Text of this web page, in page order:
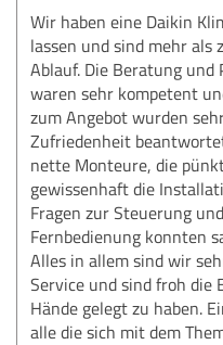
Wir haben eine Daikin
lassen und sind mehr
Ablauf. Die Beratung und
waren sehr kompetent
zum Angebot wurden
Zufriedenheit
nette Monteure, die
gewissenhaft die
Fragen zur Steuerung
Fernbedienung konnten
Alles in allem sind wir
Service und sind froh die
Hände gelegt zu haben.
alle die sich mit dem